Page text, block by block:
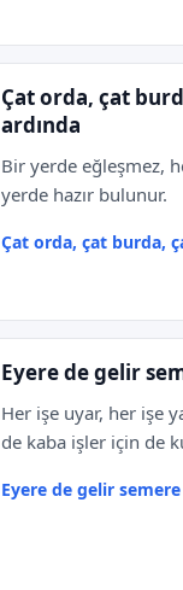
Çat orda, çat
ardında
Bir yerde eğleşmez,
yerde hazır bulunur.
Çat orda, çat burda,
Eyere de gelir
Her işe uyar, her işe
de kaba işler için de
Eyere de gelir